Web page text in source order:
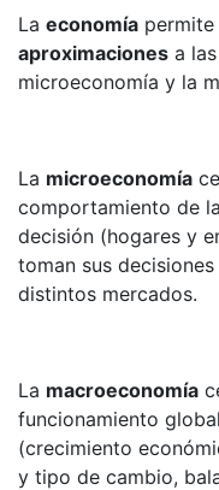
La economía permite
aproximaciones a
microeconomía y la
La microeconomía
comportamiento de
decisión (hogares y
toman sus
distintos mercados.
La macroeconomía
funcionamiento
(crecimiento
y tipo de cambio,